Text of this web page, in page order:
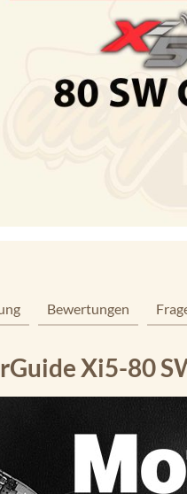
Bewertungen
Xi5-80